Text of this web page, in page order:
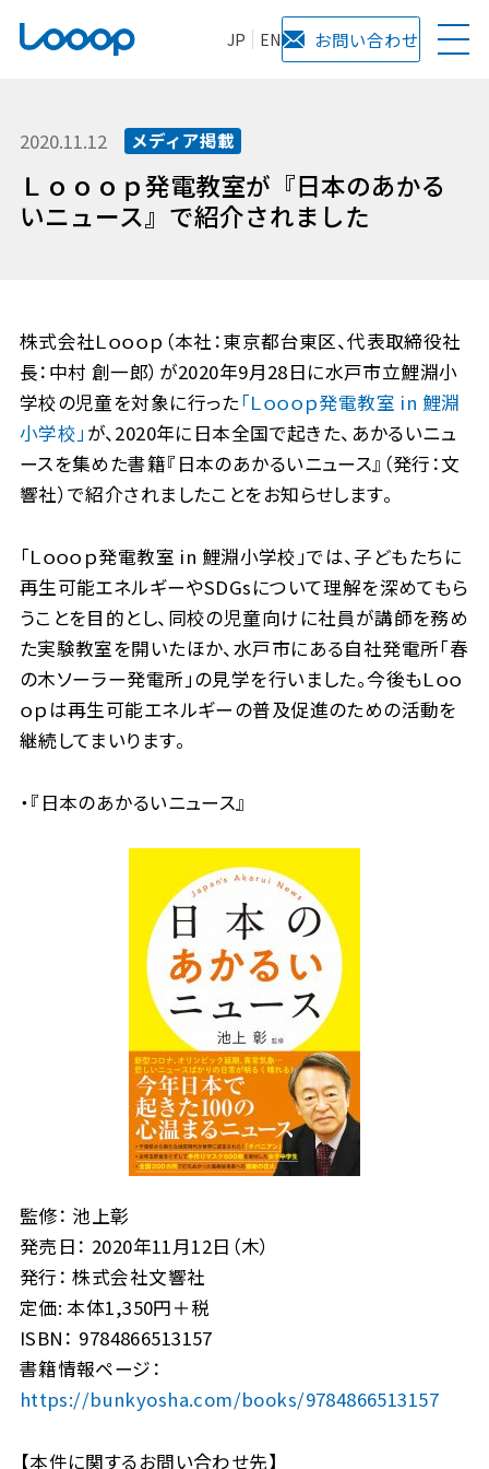
JP EN お問い合わせ
2020.11.12 メディア掲載
Ｌｏｏｏｐ発電教室が『日本のあかる
いニュース』で紹介されました
株式会社Ｌｏｏｏｐ（本社：東京都台東区、代表取締役社
長：中村 創一郎）が2020年9月28日に水戸市立鯉淵小
学校の児童を対象に行った「Ｌｏｏｏｐ発電教室 in 鯉淵
小学校」 が、2020年に日本全国で起きた、あかるいニュ
ースを集めた書籍『日本のあかるいニュース』（発行：文
響社）で紹介されましたことをお知らせします。
「Ｌｏｏｏｐ発電教室 in 鯉淵小学校」では、子どもたちに
再生可能エネルギーやSDGsについて理解を深めてもら
うことを目的とし、同校の児童向けに社員が講師を務め
た実験教室を開いたほか、水戸市にある自社発電所「春
の木ソーラー発電所」の見学を行いました。今後もＬｏｏ
ｏｐは再生可能エネルギーの普及促進のための活動を
継続してまいります。
・『日本のあかるいニュース』
監修： 池上彰
発売日： 2020年11月12日（木）
発行： 株式会社文響社
定価: 本体1,350円＋税
ISBN： 9784866513157
書籍情報ページ：
https://bunkyosha.com/books/9784866513157
【本件に関するお問い合わせ先】